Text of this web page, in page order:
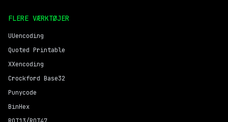
FLERE VÆRKTØJER
UUencoding
Quoted Printable
XXencoding
Crockford Base32
Punycode
BinHex